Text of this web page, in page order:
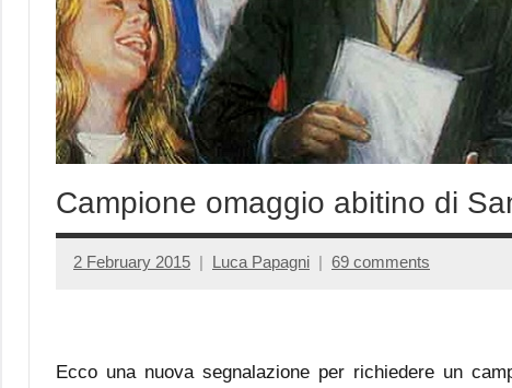
Campione omaggio abitino di
2 February 2015 Luca Papagni 69 comments
Ecco una nuova segnalazione per richiedere un